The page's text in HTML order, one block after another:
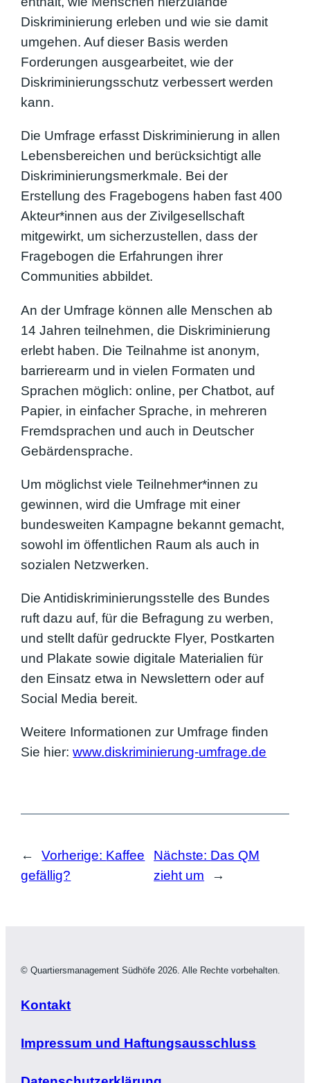
Diskriminierung erleben und wie sie damit
umgehen. Auf dieser Basis werden
Forderungen ausgearbeitet, wie der
Diskriminierungsschutz verbessert werden
kann.
Die Umfrage erfasst Diskriminierung in allen
Lebensbereichen und berücksichtigt alle
Diskriminierungsmerkmale. Bei der
Erstellung des Fragebogens haben fast 400
Akteur*innen aus der Zivilgesellschaft
mitgewirkt, um sicherzustellen, dass der
Fragebogen die Erfahrungen ihrer
Communities abbildet.
An der Umfrage können alle Menschen ab
14 Jahren teilnehmen, die Diskriminierung
erlebt haben. Die Teilnahme ist anonym,
barrierearm und in vielen Formaten und
Sprachen möglich: online, per Chatbot, auf
Papier, in einfacher Sprache, in mehreren
Fremdsprachen und auch in Deutscher
Gebärdensprache.
Um möglichst viele Teilnehmer*innen zu
gewinnen, wird die Umfrage mit einer
bundesweiten Kampagne bekannt gemacht,
sowohl im öffentlichen Raum als auch in
sozialen Netzwerken.
Die Antidiskriminierungsstelle des Bundes
ruft dazu auf, für die Befragung zu werben,
und stellt dafür gedruckte Flyer, Postkarten
und Plakate sowie digitale Materialien für
den Einsatz etwa in Newslettern oder auf
Social Media bereit.
Weitere Informationen zur Umfrage finden
Sie hier:www.diskriminierung-umfrage.de
← Vorherige: Kaffee
gefällig?
Nächste: Das QM
zieht um
→
© Quartiersmanagement Südhöfe 2026. Alle Rechte vorbehalten.
Kontakt
Impressum und Haftungsausschluss